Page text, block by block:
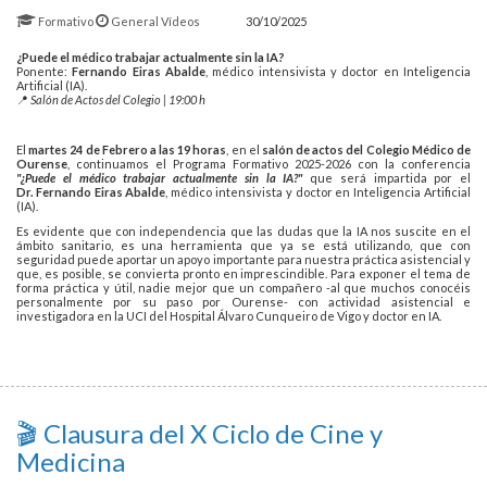
Formativo General Vídeos 30/10/2025
¿Puede el médico trabajar actualmente sin la IA?
Ponente:Fernando Eiras Abalde , médico intensivista y doctor en Inteligencia
Artificial (IA).
📍 Salón de Actos del Colegio | 19:00 h
Elmartes 24 de Febrero a las 19 horas , en el salón de actos del Colegio Médico de
Ourense , continuamos el Programa Formativo 2025-2026 con la conferencia
"¿Puede el médico trabajar actualmente sin la IA?"que será
impartida por el
Dr. Fernando Eiras Abalde , médico intensivista y doctor en Inteligencia Artificial
(IA).
Es evidente que con independencia que las dudas que la IA nos suscite en el
ámbito sanitario, es una herramienta que ya se está utilizando, que con
seguridad puede aportar un apoyo importante para nuestra práctica asistencial y
que, es posible, se convierta pronto en imprescindible. Para exponer el tema de
forma práctica y útil, nadie mejor que un compañero -al que muchos conocéis
personalmente por su paso por Ourense- con actividad asistencial e
investigadora en la UCI del Hospital Álvaro Cunqueiro de Vigo y doctor en IA.
🎬 Clausura del X Ciclo de Cine y
Medicina